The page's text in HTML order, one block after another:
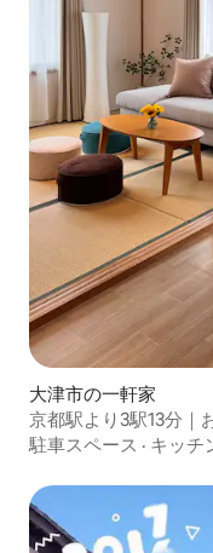
大津市の一軒家
京都駅より3駅13分｜
2BR｜琵琶湖・瀬田川
駐車スペース · キッチ